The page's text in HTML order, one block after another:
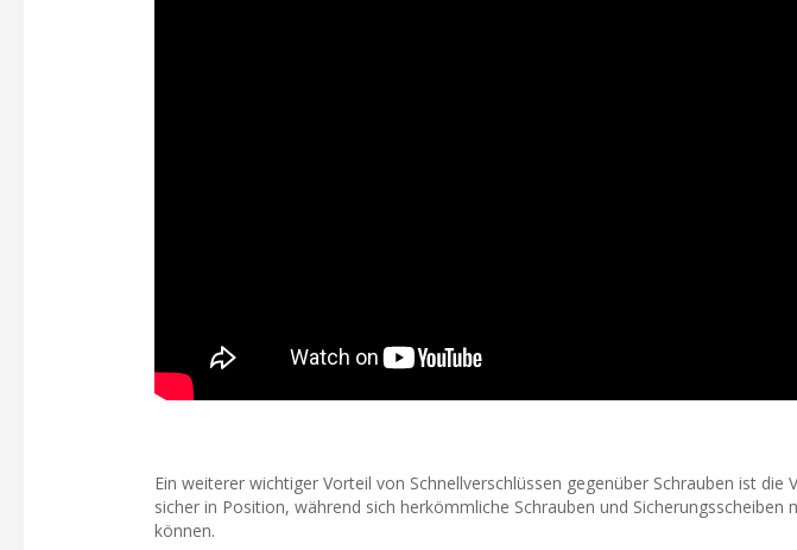
Ein weiterer wichtiger Vorteil von Schnellverschlüssen gegenüber Schrauben ist die
sicher in Position, während sich herkömmliche Schrauben und
können.